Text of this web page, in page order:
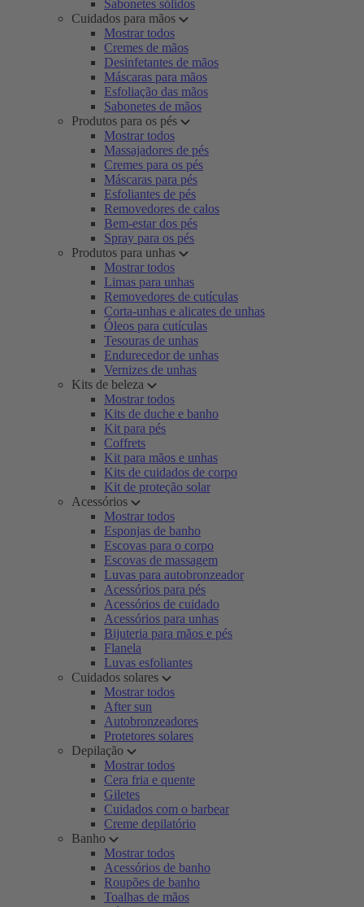
Sabonetes sólidos
Cuidados para mãos
Mostrar todos
Cremes de mãos
Desinfetantes de mãos
Máscaras para mãos
Esfoliação das mãos
Sabonetes de mãos
Produtos para os pés
Mostrar todos
Massajadores de pés
Cremes para os pés
Máscaras para pés
Esfoliantes de pés
Removedores de calos
Bem-estar dos pés
Spray para os pés
Produtos para unhas
Mostrar todos
Limas para unhas
Removedores de cutículas
Corta-unhas e alicates de unhas
Óleos para cutículas
Tesouras de unhas
Endurecedor de unhas
Vernizes de unhas
Kits de beleza
Mostrar todos
Kits de duche e banho
Kit para pés
Coffrets
Kit para mãos e unhas
Kits de cuidados de corpo
Kit de proteção solar
Acessórios
Mostrar todos
Esponjas de banho
Escovas para o corpo
Escovas de massagem
Luvas para autobronzeador
Acessórios para pés
Acessórios de cuidado
Acessórios para unhas
Bijuteria para mãos e pés
Flanela
Luvas esfoliantes
Cuidados solares
Mostrar todos
After sun
Autobronzeadores
Protetores solares
Depilação
Mostrar todos
Cera fria e quente
Giletes
Cuidados com o barbear
Creme depilatório
Banho
Mostrar todos
Acessórios de banho
Roupões de banho
Toalhas de mãos